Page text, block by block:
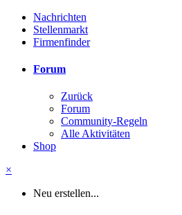
Nachrichten
Stellenmarkt
Firmenfinder
Forum
Zurück
Forum
Community-Regeln
Alle Aktivitäten
Shop
×
Neu erstellen...